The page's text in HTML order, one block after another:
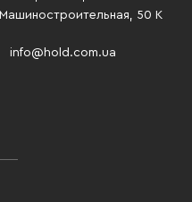
Машиностроительная, 50 К
info@hold.com.ua